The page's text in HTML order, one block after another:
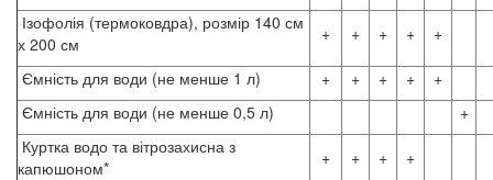
Ізофолія (термоковдра), розмір 140 см
х 200 см
+ + + + +
Ємність для води (не менше 1 л) + + + +
+
Ємність для води (не менше 0,5 л)
+
Куртка водо та вітрозахисна з
капюшоном*
+ + + +